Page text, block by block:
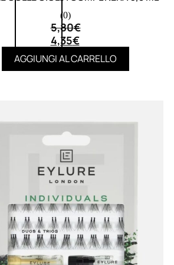
UOMO
Detergente Viso Uomo
Dopobarba Uomo
Antieta Uomo
Anticaduta Uomo
Contorno Occhi Uomo
Bagnodoccia Uomo Profumi
Docciaschiuma Uomo
Corpo Uomo
Deodoranti Uomo
Confezioni Trattamenti Uomo
(0)
5,80€
4,35€
AGGIUNGI AL CARRELLO